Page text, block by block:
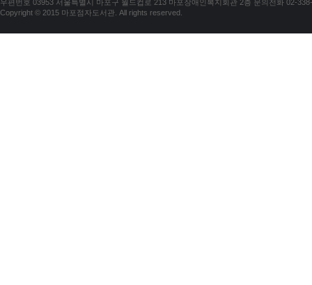
우편번호 03953 서울특별시 마포구 월드컵로 213 마포장애인복지회관 2층 문의전화 02-
Copyright © 2015 마포점자도서관. All rights reserved.